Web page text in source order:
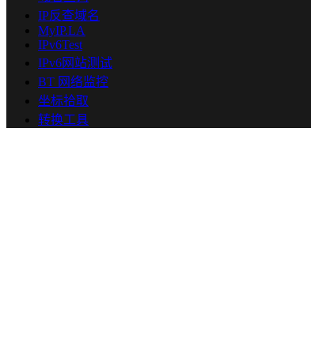
IP反查域名
MyIP.LA
IPv6Test
IPv6网站测试
BT 网络监控
坐标拾取
转换工具